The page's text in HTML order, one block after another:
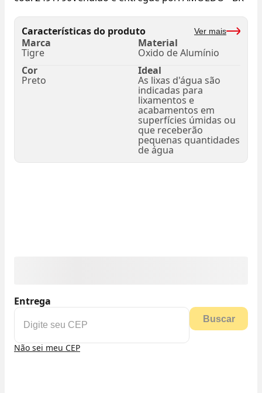
Características do produto Ver mais
Marca
Tigre
Material
Oxido de Alumínio
Cor
Preto
Ideal
As lixas d'água são
indicadas para
lixamentos e
acabamentos em
superfícies úmidas ou
que receberão
pequenas quantidades
de água
Entrega
Buscar
Não sei meu CEP